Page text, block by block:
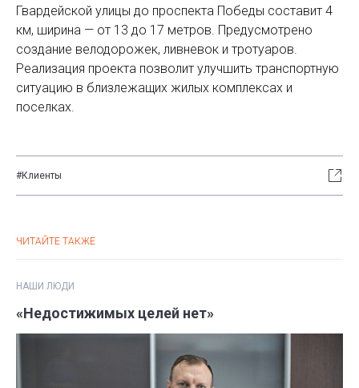
Гвардейской улицы до проспекта Победы составит 4
км, ширина — от 13 до 17 метров. Предусмотрено
создание велодорожек, ливневок и тротуаров.
Реализация проекта позволит улучшить транспортную
ситуацию в близлежащих жилых комплексах и
поселках.
#Клиенты
ЧИТАЙТЕ ТАКЖЕ
НАШИ ЛЮДИ
«Недостижимых целей нет»